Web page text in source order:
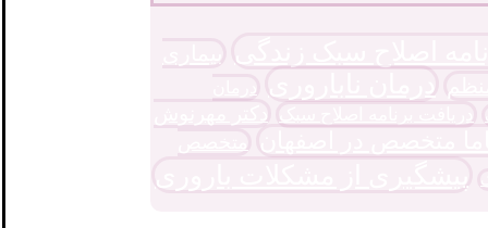
اصلاح سبک زندگی
بیماری
درمان ناباروری درمان
دریافت برنامه اصلاح سبک دکتر مهرنوش
متخصص در اصفهان متخصص
پیشگیری از مشکلات باروری